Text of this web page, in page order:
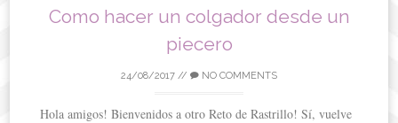
Como hacer un colgador desde un
piecero
24/08/2017 // NO COMMENTS
Hola amigos! Bienvenidos a otro Reto de Rastrillo! Sí, vuelve